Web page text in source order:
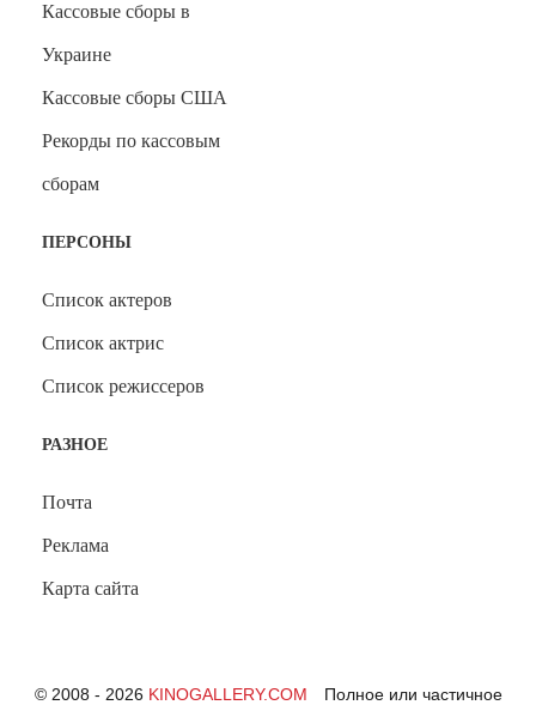
Кассовые сборы в
Украине
Кассовые сборы США
Рекорды по кассовым
сборам
ПЕРСОНЫ
Список актеров
Список актрис
Список режиссеров
РАЗНОЕ
Почта
Реклама
Карта сайта
© 2008 - 2026 KINOGALLERY.COM
Полное или частичное